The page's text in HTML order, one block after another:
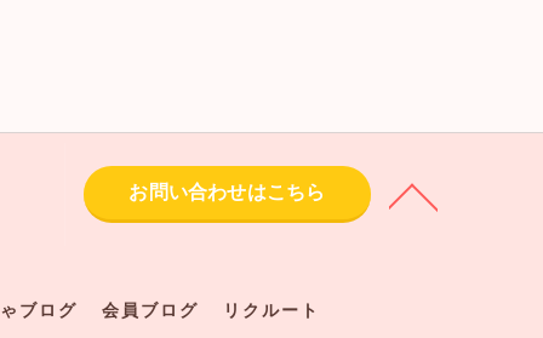
お問い合わせはこちら
ブログ 会員ブログ
リクルート